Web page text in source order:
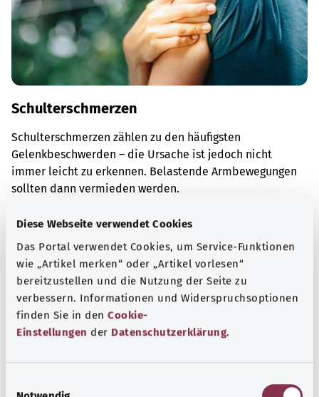
Diese Webseite verwendet Cookies
Das Portal verwendet Cookies, um Service-Funktionen
wie „Artikel merken“ oder „Artikel vorlesen“
bereitzustellen und die Nutzung der Seite zu
verbessern. Informationen und Widerspruchsoptionen
finden Sie in den Cookie-
Einstellungen der Datenschutzerklärung.
Schulterschmerzen
Schulterschmerzen zählen zu den häufigsten
Gelenkbeschwerden – die Ursache ist jedoch nicht
immer leicht zu erkennen. Belastende Armbewegungen
sollten dann vermieden werden.
Mehr erfahren